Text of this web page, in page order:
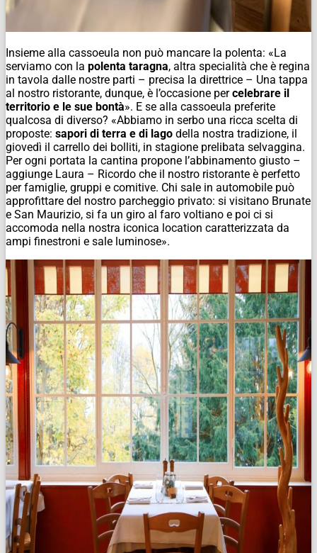
Insieme alla cassoeula non può mancare la polenta: «La
serviamo con la polenta taragna, altra specialità che è regina
in tavola dalle nostre parti – precisa la direttrice – Una tappa
al nostro ristorante, dunque, è l’occasione percelebrare il
territorio e le sue bontà». E se alla cassoeula preferite
qualcosa di diverso? «Abbiamo in serbo una ricca scelta di
proposte: sapori di terra e di lago della nostra tradizione, il
giovedì il carrello dei bolliti, in stagione prelibata selvaggina.
Per ogni portata la cantina propone l’abbinamento giusto –
aggiunge Laura – Ricordo che il nostro ristorante è perfetto
per famiglie, gruppi e comitive. Chi sale in automobile può
approfittare del nostro parcheggio privato: si visitano Brunate
e San Maurizio, si fa un giro al faro voltiano e poi ci si
accomoda nella nostra iconica location caratterizzata da
ampi finestroni e sale luminose».